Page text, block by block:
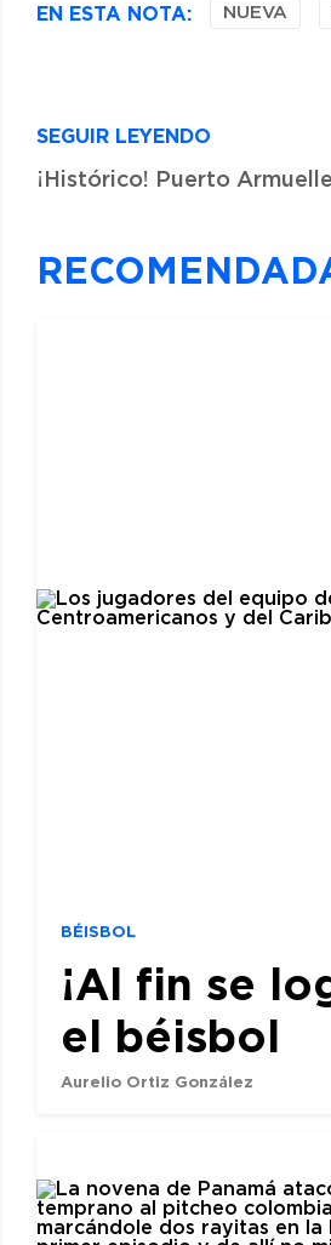
EN ESTA NOTA: NUEVA
SEGUIR LEYENDO
¡Histórico! Puerto
BÉISBOL
¡Al fin se
el béisbol
Aurelio Ortiz González